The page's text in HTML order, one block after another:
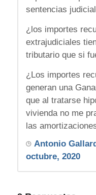
sentencias
¿los importes
extrajudiciales
tributario que si
¿Los importes
generan una
que al tratarse
vivienda no me
las
Antonio
octubre, 2020